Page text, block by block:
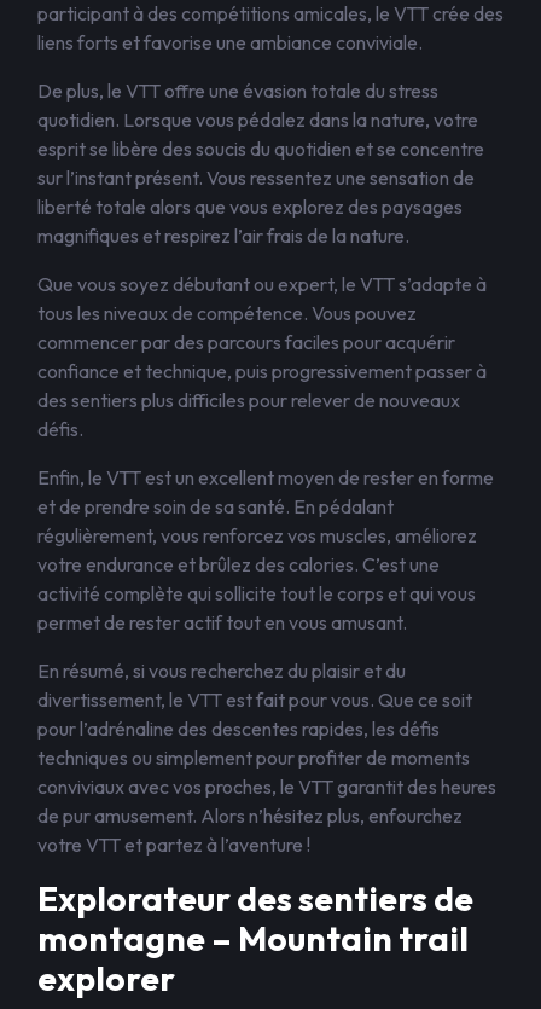
participant à des compétitions amicales, le VTT crée des
liens forts et favorise une ambiance conviviale.
De plus, le VTT offre une évasion totale du stress
quotidien. Lorsque vous pédalez dans la nature, votre
esprit se libère des soucis du quotidien et se concentre
sur l’instant présent. Vous ressentez une sensation de
liberté totale alors que vous explorez des paysages
magnifiques et respirez l’air frais de la nature.
Que vous soyez débutant ou expert, le VTT s’adapte à
tous les niveaux de compétence. Vous pouvez
commencer par des parcours faciles pour acquérir
confiance et technique, puis progressivement passer à
des sentiers plus difficiles pour relever de nouveaux
défis.
Enfin, le VTT est un excellent moyen de rester en forme
et de prendre soin de sa santé. En pédalant
régulièrement, vous renforcez vos muscles, améliorez
votre endurance et brûlez des calories. C’est une
activité complète qui sollicite tout le corps et qui vous
permet de rester actif tout en vous amusant.
En résumé, si vous recherchez du plaisir et du
divertissement, le VTT est fait pour vous. Que ce soit
pour l’adrénaline des descentes rapides, les défis
techniques ou simplement pour profiter de moments
conviviaux avec vos proches, le VTT garantit des heures
de pur amusement. Alors n’hésitez plus, enfourchez
votre VTT et partez à l’aventure !
Explorateur des sentiers de
montagne – Mountain trail
explorer